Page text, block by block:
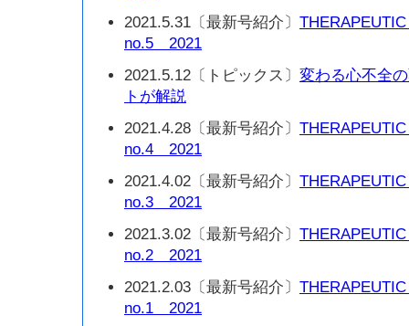
2021.5.31〔最新号紹介〕
no.5 2021
2021.5.12〔トピックス〕 変わる心不全
トが解説
2021.4.28〔最新号紹介〕
no.4 2021
2021.4.02〔最新号紹介〕
no.3 2021
2021.3.02〔最新号紹介〕
no.2 2021
2021.2.03〔最新号紹介〕
no.1 2021